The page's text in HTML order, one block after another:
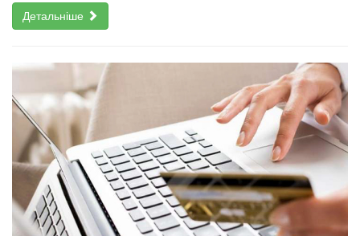
Детальніше